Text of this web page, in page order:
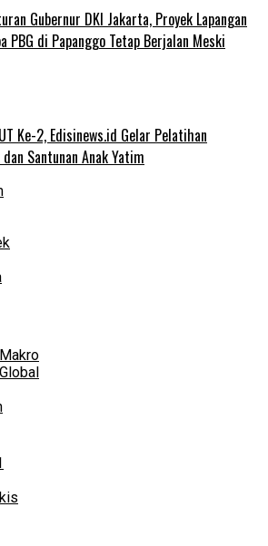
Gubernur DKI Jakarta, Proyek Lapangan
PBG di Papanggo Tetap Berjalan Meski
Ke-2, Edisinews.id Gelar Pelatihan
Santunan Anak Yatim